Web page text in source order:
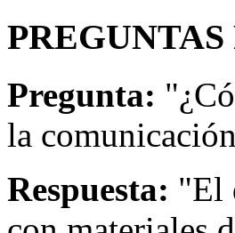
Pregunta:
la
Respuesta: "El